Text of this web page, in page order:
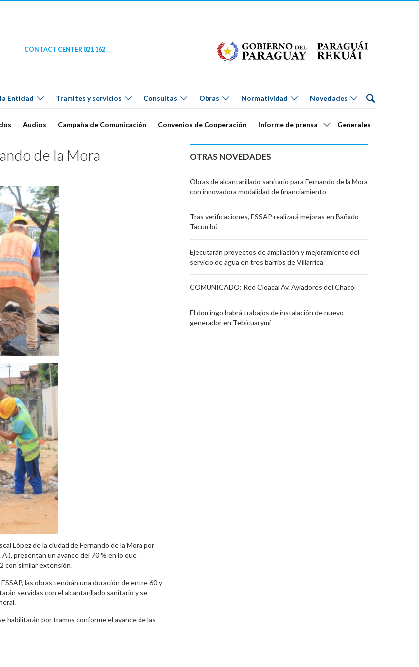
CONTACT CENTER 021 162
Entidad Tramites y servicios Consultas Obras Normatividad Novedades
Audios Campaña de Comunicación Convenios de Cooperación Informe de prensa Generales
de la Mora
López de la ciudad de Fernando de la Mora por
presentan un avance del 70 % en lo que
con similar extensión.
las obras tendrán una duración de entre 60 y
servidas con el alcantarillado sanitario y se
habilitarán por tramos conforme el avance de las
OTRAS NOVEDADES
Obras de alcantarillado sanitario para Fernando de la Mora
con innovadora modalidad de financiamiento
Tras verificaciones, ESSAP realizará mejoras en Bañado
Tacumbú
Ejecutarán proyectos de ampliación y mejoramiento del
servicio de agua en tres barrios de Villarrica
COMUNICADO: Red Cloacal Av. Aviadores del Chaco
El domingo habrá trabajos de instalación de nuevo
generador en Tebicuarymí